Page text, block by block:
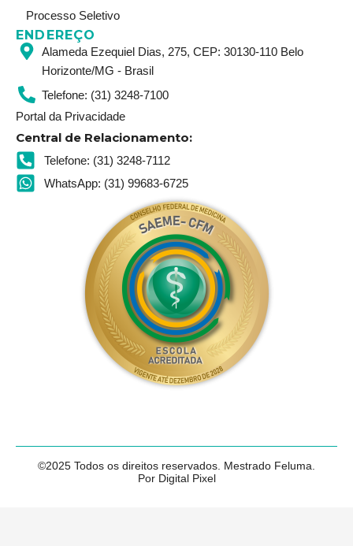
Processo Seletivo
ENDEREÇO
Alameda Ezequiel Dias, 275, CEP: 30130-110 Belo
Horizonte/MG - Brasil
Telefone: (31) 3248-7100
Portal da Privacidade
Central de Relacionamento:
Telefone: (31) 3248-7112
WhatsApp: (31) 99683-6725
©2025 Todos os direitos reservados. Mestrado Feluma.
Por Digital Pixel